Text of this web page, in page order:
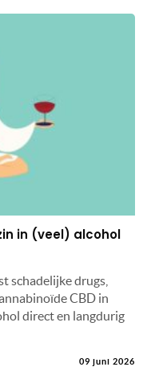
in (veel) alcohol
schadelijke drugs,
CBD in
direct en langdurig
09 juni 2026